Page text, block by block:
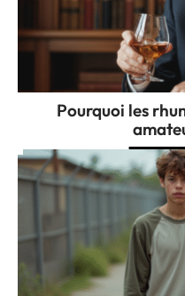
Pourquoi les